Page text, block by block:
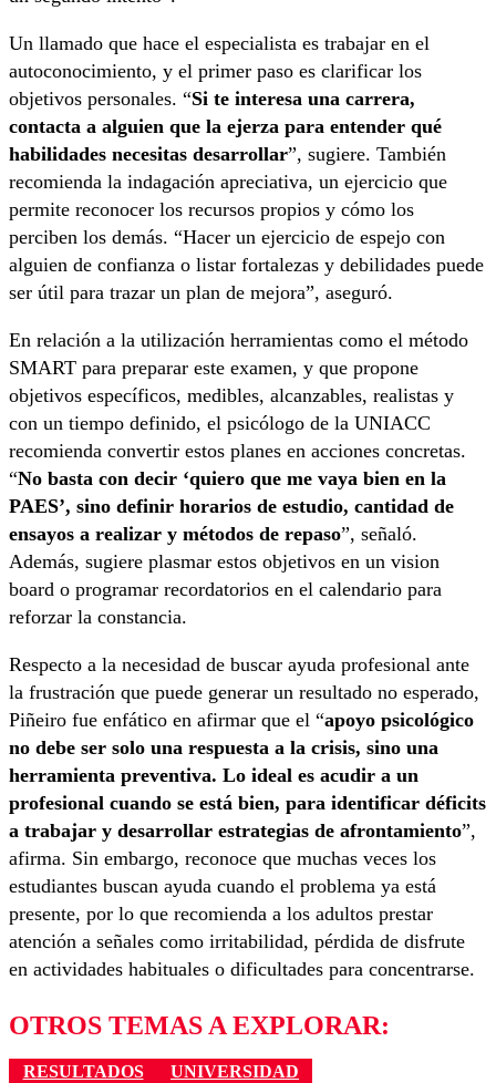
Un llamado que hace el especialista es trabajar en el
autoconocimiento, y el primer paso es clarificar los
objetivos personales. “Si te interesa una carrera,
contacta a alguien que la ejerza para entender qué
habilidades necesitas desarrollar”, sugiere. También
recomienda la indagación apreciativa, un ejercicio que
permite reconocer los recursos propios y cómo los
perciben los demás. “Hacer un ejercicio de espejo con
alguien de confianza o listar fortalezas y debilidades puede
ser útil para trazar un plan de mejora”, aseguró.
En relación a la utilización herramientas como el método
SMART para preparar este examen, y que propone
objetivos específicos, medibles, alcanzables, realistas y
con un tiempo definido, el psicólogo de la UNIACC
recomienda convertir estos planes en acciones concretas.
“No basta con decir ‘quiero que me vaya bien en la
PAES’, sino definir horarios de estudio, cantidad de
ensayos a realizar y métodos de repaso”, señaló.
Además, sugiere plasmar estos objetivos en un vision
board o programar recordatorios en el calendario para
reforzar la constancia.
Respecto a la necesidad de buscar ayuda profesional ante
la frustración que puede generar un resultado no esperado,
Piñeiro fue enfático en afirmar que el “apoyo psicológico
no debe ser solo una respuesta a la crisis, sino una
herramienta preventiva. Lo ideal es acudir a un
profesional cuando se está bien, para identificar déficits
a trabajar y desarrollar estrategias de afrontamiento”,
afirma. Sin embargo, reconoce que muchas veces los
estudiantes buscan ayuda cuando el problema ya está
presente, por lo que recomienda a los adultos prestar
atención a señales como irritabilidad, pérdida de disfrute
en actividades habituales o dificultades para concentrarse.
OTROS TEMAS A EXPLORAR:
RESULTADOS UNIVERSIDAD